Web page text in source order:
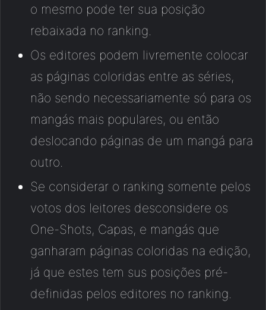
o mesmo pode ter sua posição
rebaixada no ranking.
Os editores podem livremente colocar
as páginas coloridas entre as séries,
não sendo necessariamente só para os
mangás mais populares, ou então
deslocando páginas de um mangá para
outro.
Se considerar o ranking somente pelos
votos dos leitores desconsidere os
One-Shots, Capas, e mangás que
ganharam páginas coloridas na edição,
já que estes tem sus posições pré-
definidas pelos editores no ranking.